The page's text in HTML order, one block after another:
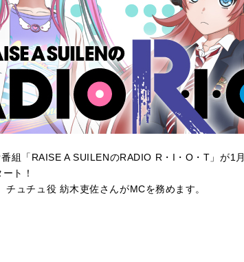
組「RAISE A SUILENのRADIO R・I・O・T」が1
ト！
ュチュ役 紡木吏佐さんがMCを務めます。